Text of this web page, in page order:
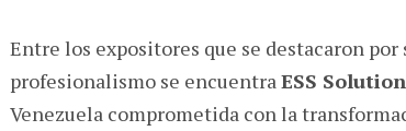
Entre los expositores que se destacaron
profesionalismo se encuentraESS
Venezuela comprometida con la